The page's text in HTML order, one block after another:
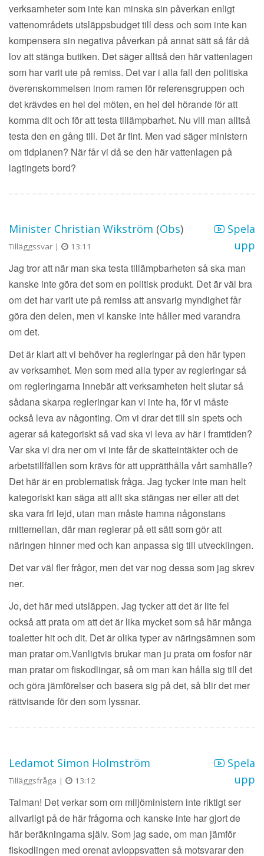
verksamheter som inte kan minska sin påverkan enligt
vattenområdets utsläppsbudget till dess och som inte kan
kompensera sin negativa påverkan på annat sätt så får då
lov att stänga butiken. Det säger alltså den här vattenlagen
som har varit ute på remiss. Det var i alla fall den politiska
överenskommelsen inom ramen för referensgruppen och
det krävdes en hel del möten, en hel del hörande för att
komma dit och för att testa tillämpbarhet. Nu vill man alltså
testa den en gång till. Det är fint. Men vad säger ministern
om tidplanen? När får vi då se den här vattenlagen på
lagtingets bord?
Minister Christian Wikström (Obs)
Tilläggssvar | 13:11
Spela
upp
Jag tror att när man ska testa tillämpbarheten så ska man
kanske inte göra det som en politisk produkt. Det är väl bra
om det har varit ute på remiss att ansvarig myndighet får
göra den delen, men vi kanske inte håller med varandra
om det.
Det är klart att vi behöver ha regleringar på den här typen
av verksamhet. Men som med alla typer av regleringar så
om regleringarna innebär att verksamheten helt slutar så
sådana skarpa regleringar kan vi inte ha, för vi måste
också leva av någonting. Om vi drar det till sin spets och
agerar så kategoriskt så vad ska vi leva av här i framtiden?
Var ska vi dra ner om vi inte får de skatteintäkter och de
arbetstillfällen som krävs för att upprätthålla vårt samhälle?
Det här är en problematisk fråga. Jag tycker inte man helt
kategoriskt kan säga att allt ska stängas ner eller att det
ska vara fri lejd, utan man måste hamna någonstans
mittemellan, där man reglerar på ett sätt som gör att
näringen hinner med och kan anpassa sig till utvecklingen.
Det var väl fler frågor, men det var nog dessa som jag skrev
ner.
Jo, det här med utsläppen. Jag tycker att det är lite fel
också att prata om att det är lika mycket som så här många
toaletter hit och dit. Det är olika typer av näringsämnen som
man pratar om.Vanligtvis brukar man ju prata om fosfor när
man pratar om fiskodlingar, så om man kan hålla sig till det
och göra jämförelser och basera sig på det, så blir det mer
rättvisande för den som lyssnar.
Ledamot Simon Holmström
Tilläggsfråga | 13:12
Spela
upp
Talman! Det verkar som om miljöministern inte riktigt ser
allvarligt på de här frågorna och kanske inte har gjort de
här beräkningarna själv. Som jag sade, om man jämför
fiskodlingen med orenat avloppsvatten så motsvarar den